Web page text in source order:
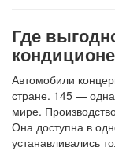
Где
Автомобили
стране. 145 —
мире.
Она доступна в
устанавливались